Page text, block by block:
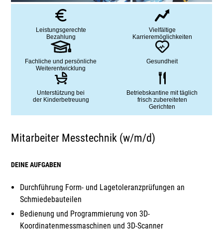
Leistungsgerechte
Bezahlung
Vielfältige
Karrieremöglichkeiten
Fachliche und persönliche
Weiterentwicklung
Gesundheit
Unterstützung bei
der Kinderbetreuung
Betriebskantine mit täglich
frisch zubereiteten
Gerichten
Mitarbeiter Messtechnik (w/m/d)
DEINE AUFGABEN
Durchführung Form- und Lagetoleranzprüfungen an
Schmiedebauteilen
Bedienung und Programmierung von 3D-
Koordinatenmessmaschinen und 3D-Scanner